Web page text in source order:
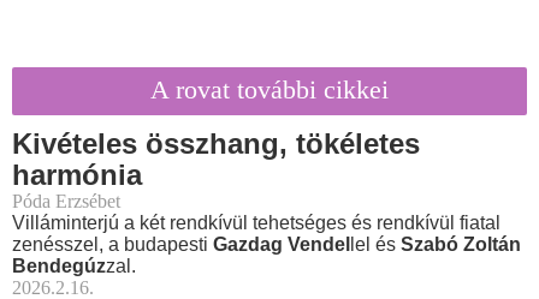
A rovat további cikkei
Kivételes összhang, tökéletes
harmónia
Póda Erzsébet
Villáminterjú a két rendkívül tehetséges és rendkívül fiatal
zenésszel, a budapesti Gazdag Vendel lel és Szabó Zoltán
Bendegúzzal.
2026.2.16.